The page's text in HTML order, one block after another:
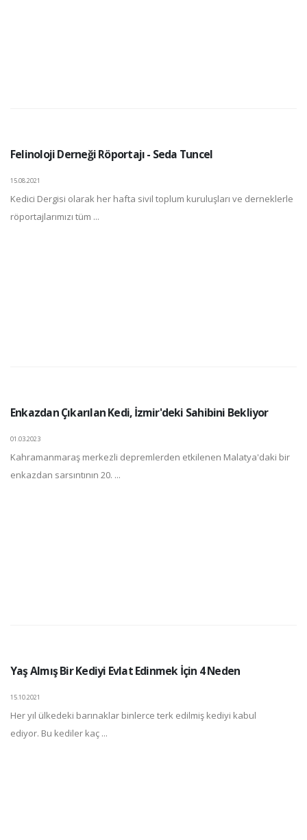
Felinoloji Derneği Röportajı - Seda Tuncel
15.08.2021
Kedici Dergisi olarak her hafta sivil toplum kuruluşları ve derneklerle
röportajlarımızı tüm ...
Enkazdan Çıkarılan Kedi, İzmir'deki Sahibini Bekliyor
01.03.2023
Kahramanmaraş merkezli depremlerden etkilenen Malatya'daki bir
enkazdan sarsıntının 20. ...
Yaş Almış Bir Kediyi Evlat Edinmek İçin 4 Neden
15.10.2021
Her yıl ülkedeki barınaklar binlerce terk edilmiş kediyi kabul
ediyor. Bu kediler kaç ...